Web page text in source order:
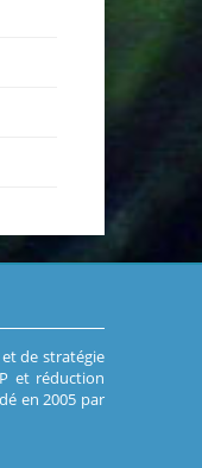
de stratégie
et réduction
en 2005 par